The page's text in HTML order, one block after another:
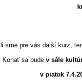
sme pre vás další kurz,
Konať sa bude v sále
v piatok